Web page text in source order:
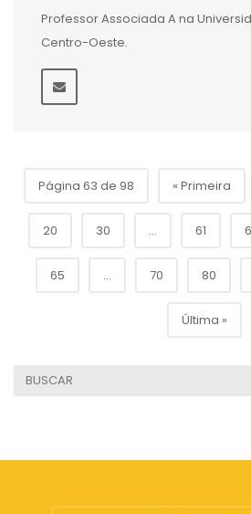
Professor Associada A na
Centro-Oeste.
Página 63 de 98 « Primeira
20 30 ... 61
65 ... 70 80
Última »